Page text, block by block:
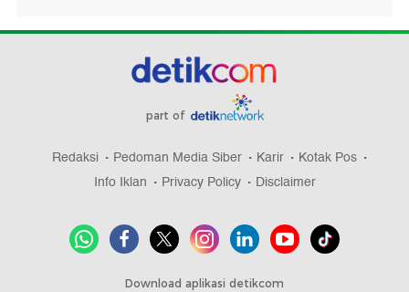
part of
Redaksi Pedoman Media Siber Karir
Kotak Pos
Info Iklan
Privacy Policy Disclaimer
Download aplikasi detikcom